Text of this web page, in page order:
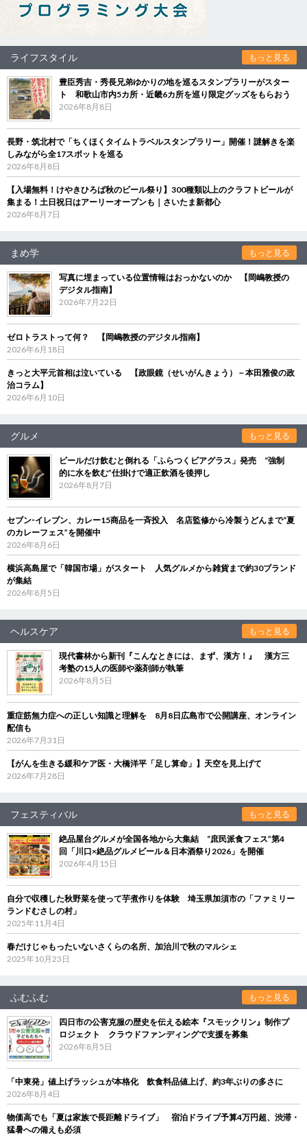
ライフスタイル もっと見る
豊臣秀吉・秀長兄弟ゆかりの地を巡るスタンプラリーがスター
ト 和歌山市内5カ所・近畿6カ所を巡り限定グッズをもらおう
2026年8月8日
長野・筑北村で「ちくほくタイムトラベルスタンプラリー」開催！謎解きを楽
しみながら全17スポットを巡る
2026年8月8日
【入場無料！けやきひろば秋のビール祭り】300種類以上のクラフトビールが
集まる！土日祝日はアーリーオープンも｜さいたま新都心
2026年8月7日
まめ学 もっと見る
写真に埋まっている位置情報はおっかないのか 【岡嶋教授の
デジタル指南】
2026年7月22日
ゼロトラストって何？ 【岡嶋教授のデジタル指南】
2026年6月18日
きっと大平元首相は泣いている 【政眼鏡（せいがんきょう）－本田雅俊の政
治コラム】
2026年6月10日
グルメ もっと見る
ビールだけ飲むと倒れる「ふらつくビアグラス」発売 “強制
的に水を飲む”仕掛けで適正飲酒を後押し
2026年8月7日
セブン‐イレブン、カレー15商品を一斉投入 名店監修から冷製うどんまで“夏
のカレーフェス”を開催中
2026年8月6日
横浜高島屋で「韓国市場」がスタート 人気グルメから雑貨まで約30ブランド
が集結
2026年8月5日
ヘルスケア もっと見る
現代書林から新刊『こんなときには、まず、漢方！』 漢方三
考塾の15人の医師や薬剤師が執筆
2026年8月5日
重症筋無力症への正しい知識と理解を 8月8日広島市で公開講座、オンライン
配信も
2026年7月31日
【がんを生きる緩和ケア医・大橋洋平「足し算命」】天空を見上げて
2026年7月28日
フェスティバル もっと見る
絶品屋台グルメが全国各地から大集結 “庶民派食フェス”第4
回「川口×絶品グルメビール＆日本酒祭り2026」を開催
2026年4月15日
自分で収穫した秋野菜を使って芋煮作りを体験 埼玉県加須市の「ファミリー
ランドむさしの村」
2025年11月4日
春だけじゃもったいないさくらの名所、加治川で秋のマルシェ
2025年10月23日
ふむふむ もっと見る
四日市の公害克服の歴史を伝える絵本『スモックリン』制作プ
ロジェクト クラウドファンディングで支援を募集
2026年8月5日
「中東発」値上げラッシュが本格化 飲食料品値上げ、約3年ぶりの多さに
2026年8月4日
物価高でも「夏は家族で長距離ドライブ」 宿泊ドライブ予算4万円超、渋滞・
猛暑への備えも必須